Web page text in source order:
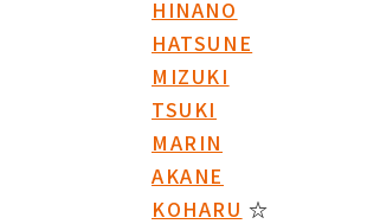
HINANO
HATSUNE
MIZUKI
TSUKI
MARIN
AKANE
KOHARU ☆